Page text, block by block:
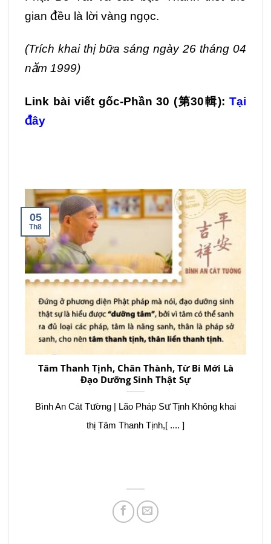
gian đều là lời vàng ngọc.
(Trích khai thị bữa sáng ngày 26 tháng 04
năm 1999)
Link bài viết gốc-Phần 30 (第30輯): Tại
đây
Tâm Thanh Tịnh, Chân Thành, Từ Bi Mới Là
Đạo Dưỡng Sinh Thật Sự
Bình An Cát Tường | Lão Pháp Sư Tịnh Không khai
thị Tâm Thanh Tịnh,[ .... ]
05
Th8